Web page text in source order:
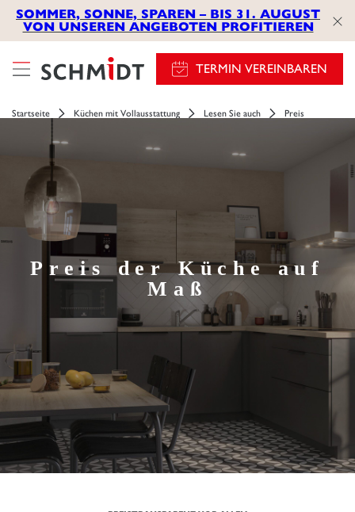
SOMMER, SONNE, SPAREN – BIS 31. AUGUST
VON UNSEREN ANGEBOTEN PROFITIEREN
TERMIN VEREINBAREN
Startseite Küchen mit Vollausstattung Lesen Sie auch Preis
Preis der Küche auf
Maß